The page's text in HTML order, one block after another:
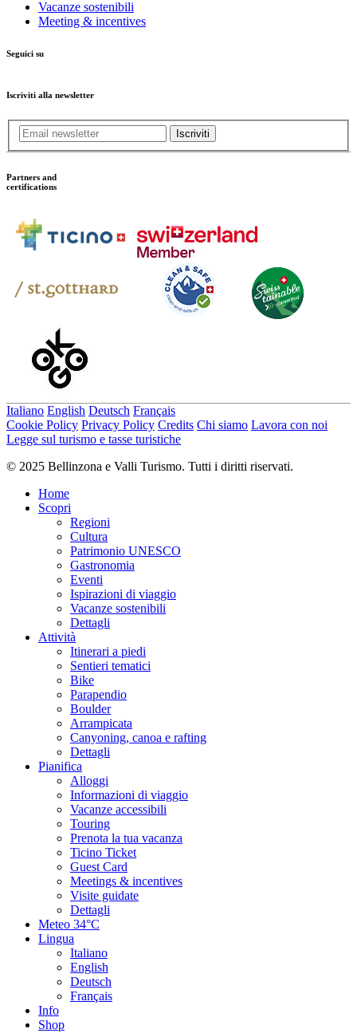
Vacanze sostenibili
Meeting & incentives
Seguici su
Iscriviti alla newsletter
Iscriviti
Partners and
certifications
Italiano English Deutsch Français
Cookie Policy Privacy Policy Credits Chi siamo Lavora con noi
Legge sul turismo e tasse turistiche
© 2025 Bellinzona e Valli Turismo. Tutti i diritti riservati.
Home
Scopri
Regioni
Cultura
Patrimonio UNESCO
Gastronomia
Eventi
Ispirazioni di viaggio
Vacanze sostenibili
Dettagli
Attività
Itinerari a piedi
Sentieri tematici
Bike
Parapendio
Boulder
Arrampicata
Canyoning, canoa e rafting
Dettagli
Pianifica
Alloggi
Informazioni di viaggio
Vacanze accessibili
Touring
Prenota la tua vacanza
Ticino Ticket
Guest Card
Meetings & incentives
Visite guidate
Dettagli
Meteo 34°C
Lingua
Italiano
English
Deutsch
Français
Info
Shop